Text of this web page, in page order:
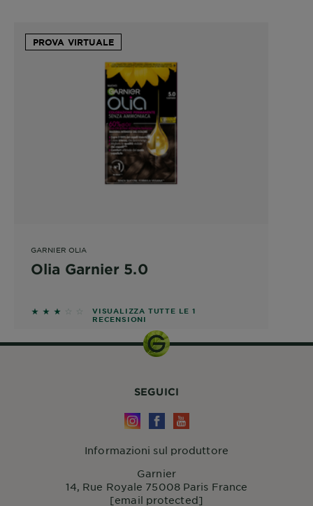
PROVA VIRTUALE
GARNIER OLIA
Olia Garnier 5.0
3 out of 5 stars based on reviews
VISUALIZZA TUTTE LE 1
RECENSIONI
SEGUICI
Informazioni sul produttore
Garnier
14, Rue Royale 75008 Paris France
[email protected]